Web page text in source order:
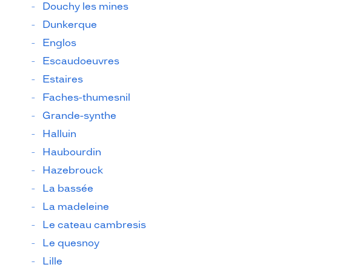
Douchy les mines
Dunkerque
Englos
Escaudoeuvres
Estaires
Faches-thumesnil
Grande-synthe
Halluin
Haubourdin
Hazebrouck
La bassée
La madeleine
Le cateau cambresis
Le quesnoy
Lille